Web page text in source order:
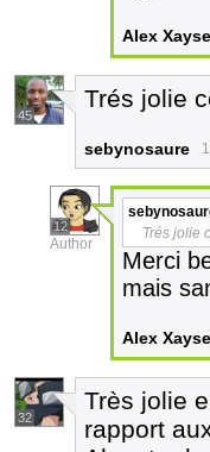
Alex
45
Trés jolie
sebynosaure
12
Author
Trés jolie
Merci
mais
Alex
32
Très jolie
rapport